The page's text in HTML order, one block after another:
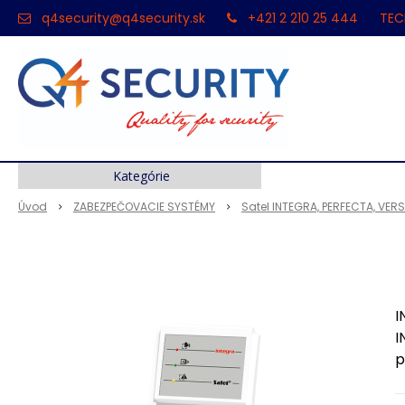
q4security@q4security.sk +421 2 210 25 444
Úvod ZABEZPEČOVACIE SYSTÉMY Satel INTEGRA, PERFECTA,
Kategórie